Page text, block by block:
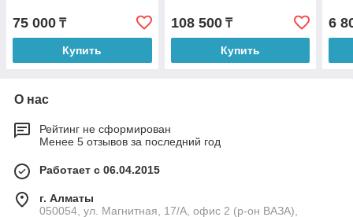
75 000 ₸
Купить
108 500₸
Купить
6
О нас
Рейтинг не сформирован
Менее 5 отзывов за последний год
Работает с 06.04.2015
г. Алматы
050054, ул. Магнитная, 17/А, офис 2 (р-он ВАЗА),